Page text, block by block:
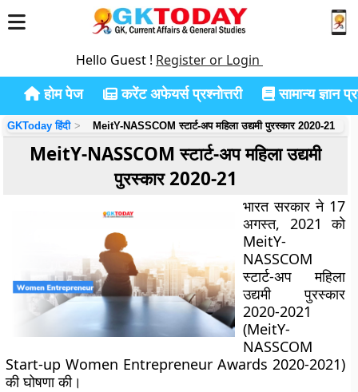
Hello Guest ! Register or Login
होम पेज करेंट अफेयर्स प्रश्नोत्तरी सामान्य ज्ञान
GKToday हिंदी MeitY-NASSCOM स्टार्ट-अप महिला उद्यमी पुरस्कार 2020-21
MeitY-NASSCOM स्टार्ट-अप महिला उद्यमी
पुरस्कार 2020-21
भारत सरकार ने 17
अगस्त, 2021 को
MeitY-
NASSCOM
स्टार्ट-अप महिला
उद्यमी पुरस्कार
2020-2021
(MeitY-
NASSCOM
Start-up Women Entrepreneur Awards 2020-2021)
की घोषणा की।